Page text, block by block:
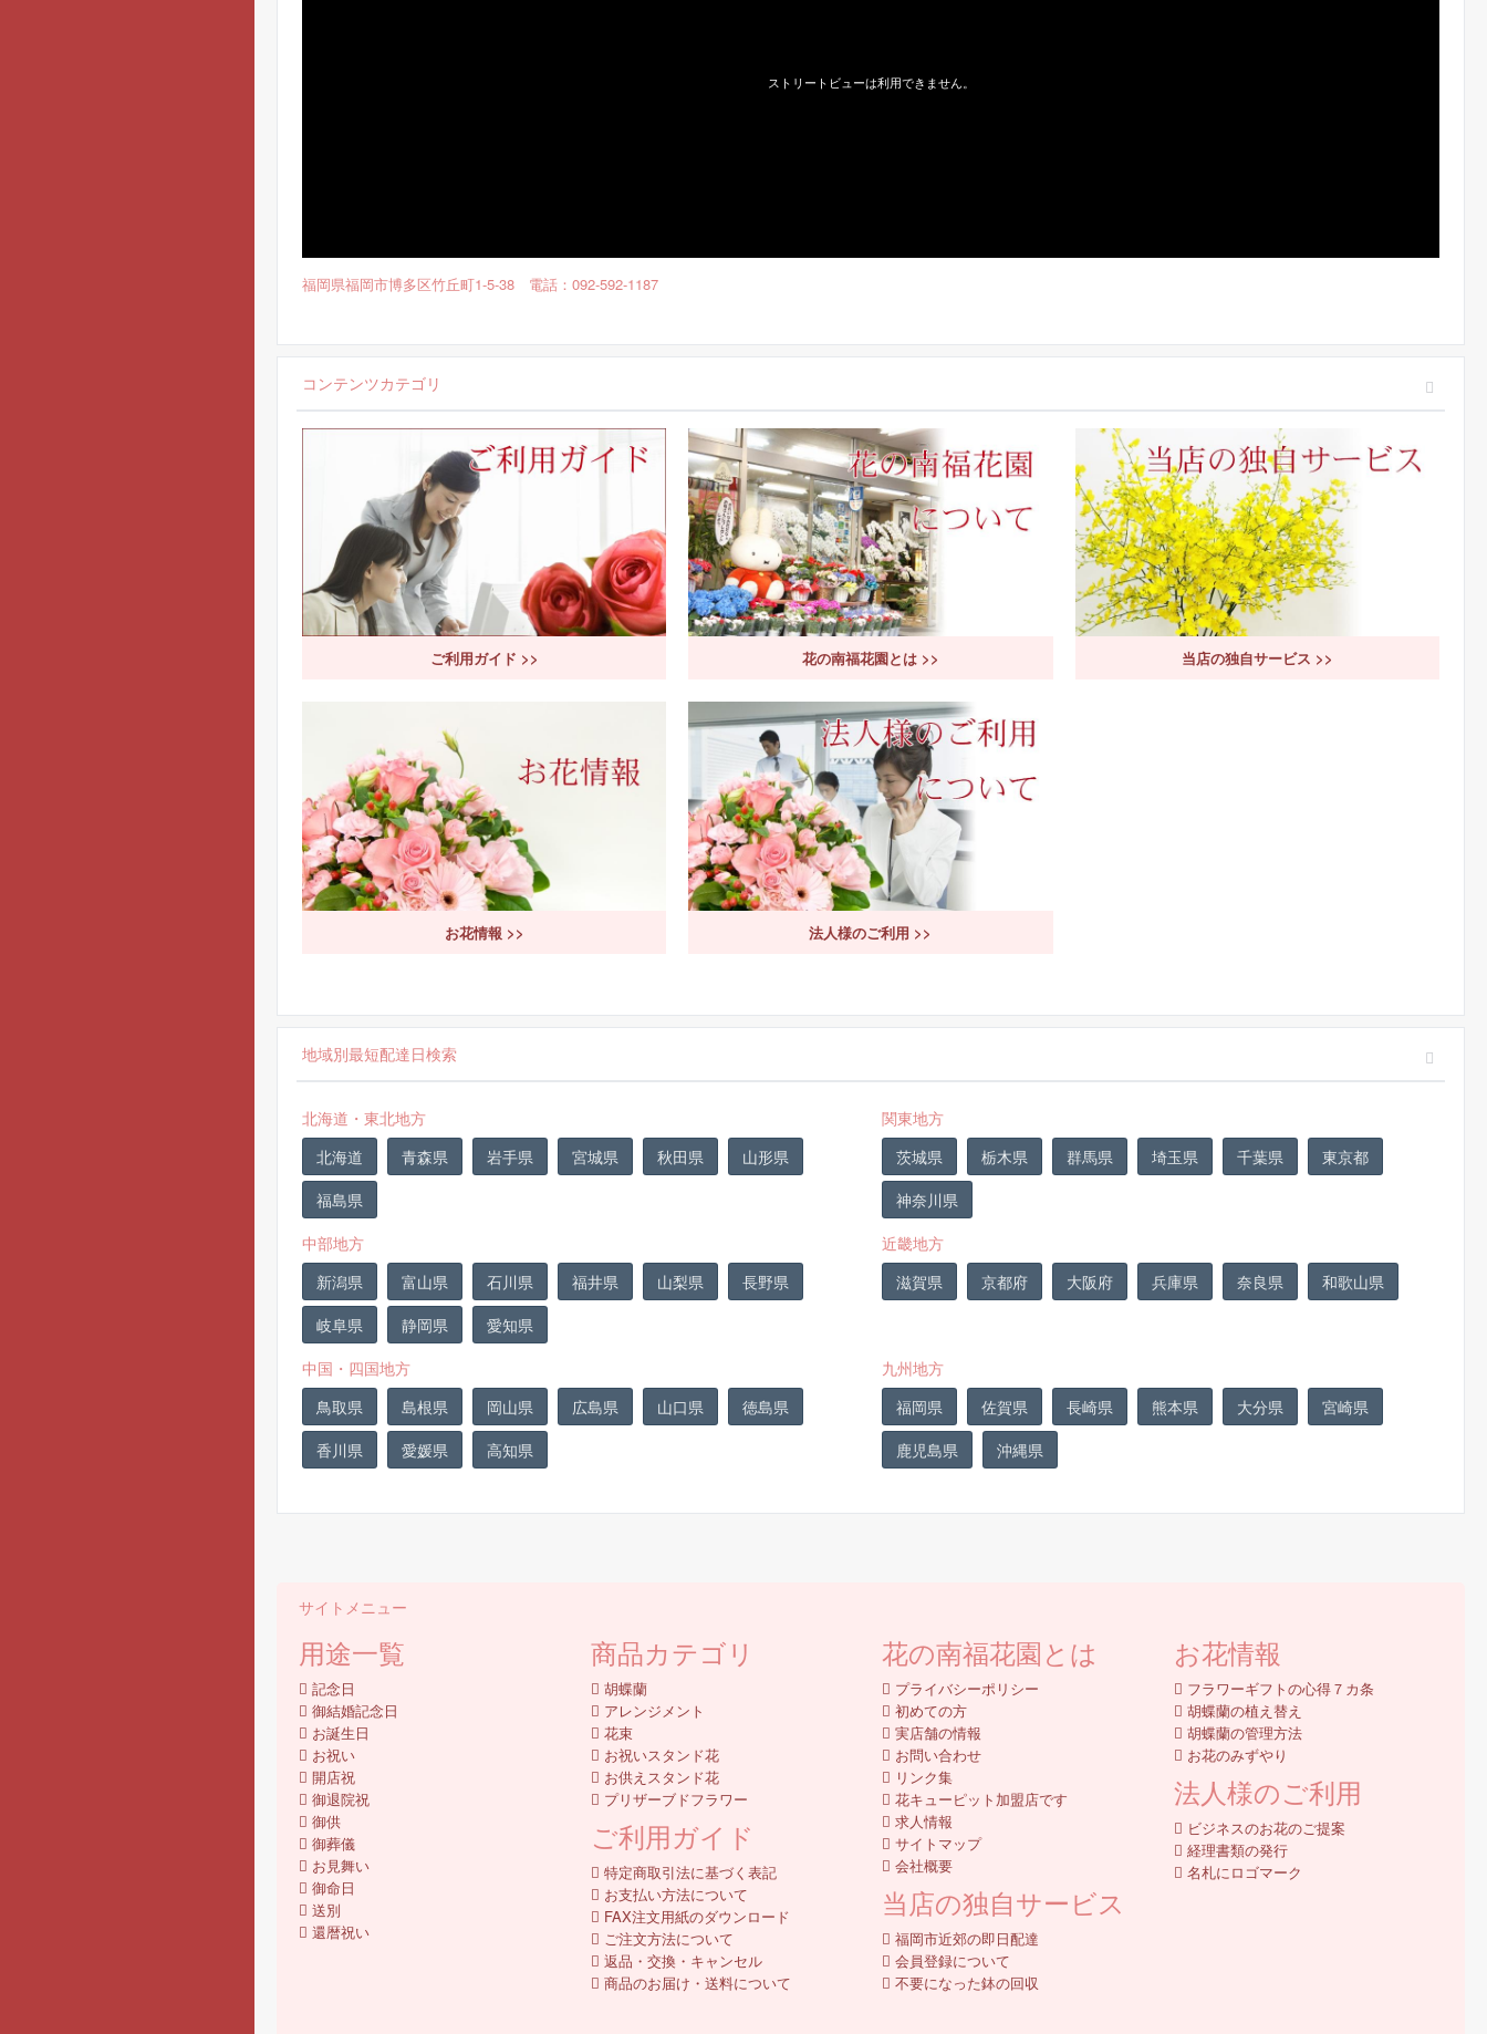
福岡県福岡市博多区竹丘町1-5-38 電話：092-592-1187
コンテンツカテゴリ
ご利用ガイド >> 花の南福花園とは >> 当店の独自サービス >>
お花情報 >> 法人様のご利用 >>
地域別最短配達日検索
北海道・東北地方
北海道
青森県 岩手県 宮城県 秋田県
山形県
福島県
関東地方
茨城県
栃木県 群馬県 埼玉県 千葉県
東京都
神奈川県
中部地方
新潟県
富山県 石川県 福井県 山梨県
長野県
岐阜県
静岡県 愛知県
近畿地方
滋賀県
京都府 大阪府 兵庫県 奈良県 和歌山県
中国・四国地方
鳥取県
島根県 岡山県 広島県 山口県
徳島県
香川県
愛媛県 高知県
九州地方
福岡県
佐賀県 長崎県 熊本県 大分県
宮崎県
鹿児島県
沖縄県
サイトメニュー
用途一覧
記念日
御結婚記念日
お誕生日
お祝い
開店祝
御退院祝
御供
御葬儀
お見舞い
御命日
送別
還暦祝い
商品カテゴリ
胡蝶蘭
アレンジメント
花束
お祝いスタンド花
お供えスタンド花
プリザーブドフラワー
ご利用ガイド
特定商取引法に基づく表記
お支払い方法について
FAX注文用紙のダウンロード
ご注文方法について
返品・交換・キャンセル
商品のお届け・送料について
花の南福花園とは
プライバシーポリシー
初めての方
実店舗の情報
お問い合わせ
リンク集
花キューピット加盟店です
求人情報
サイトマップ
会社概要
当店の独自サービス
福岡市近郊の即日配達
会員登録について
不要になった鉢の回収
お花情報
フラワーギフトの心得７カ条
胡蝶蘭の植え替え
胡蝶蘭の管理方法
お花のみずやり
法人様のご利用
ビジネスのお花のご提案
経理書類の発行
名札にロゴマーク